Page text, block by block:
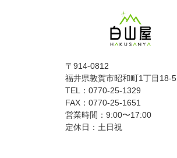
〒914-0812
福井県敦賀市昭和町1丁目18-5
TEL：0770-25-1329
FAX：0770-25-1651
営業時間：9:00〜17:00
定休日：土日祝